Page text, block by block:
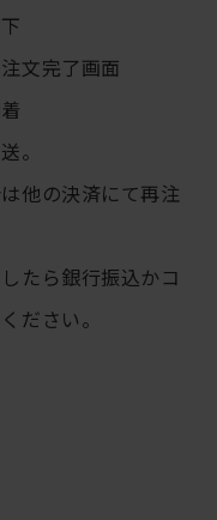
文完了画面
。
他の決済にて再注
たら銀行振込かコ
ださい。